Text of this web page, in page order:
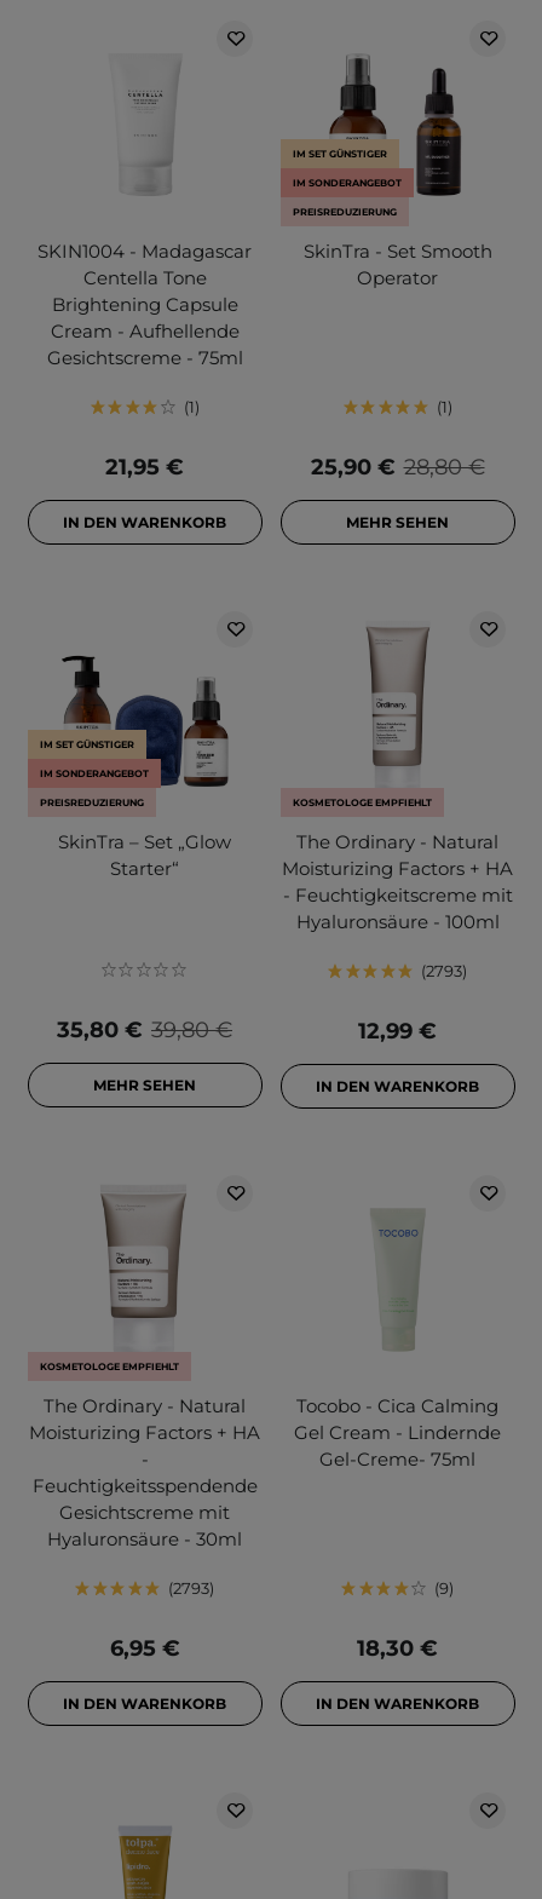
SKIN1004 - Madagascar
Centella Tone
Brightening Capsule
Cream - Aufhellende
Gesichtscreme - 75ml
1
21,95 €
IN DEN WARENKORB
IM SET GÜNSTIGER
IM SONDERANGEBOT
PREISREDUZIERUNG
SkinTra - Set Smooth
Operator
1
28,80 €
25,90 €
MEHR SEHEN
IM SET GÜNSTIGER
IM SONDERANGEBOT
PREISREDUZIERUNG
SkinTra – Set „Glow
Starter“
39,80 €
35,80 €
MEHR SEHEN
KOSMETOLOGE EMPFIEHLT
The Ordinary - Natural
Moisturizing Factors + HA
- Feuchtigkeitscreme mit
Hyaluronsäure - 100ml
2793
12,99 €
IN DEN WARENKORB
KOSMETOLOGE EMPFIEHLT
The Ordinary - Natural
Moisturizing Factors + HA
-
Feuchtigkeitsspendende
Gesichtscreme mit
Hyaluronsäure - 30ml
2793
6,95 €
IN DEN WARENKORB
Tocobo - Cica Calming
Gel Cream - Lindernde
Gel-Creme- 75ml
9
18,30 €
IN DEN WARENKORB